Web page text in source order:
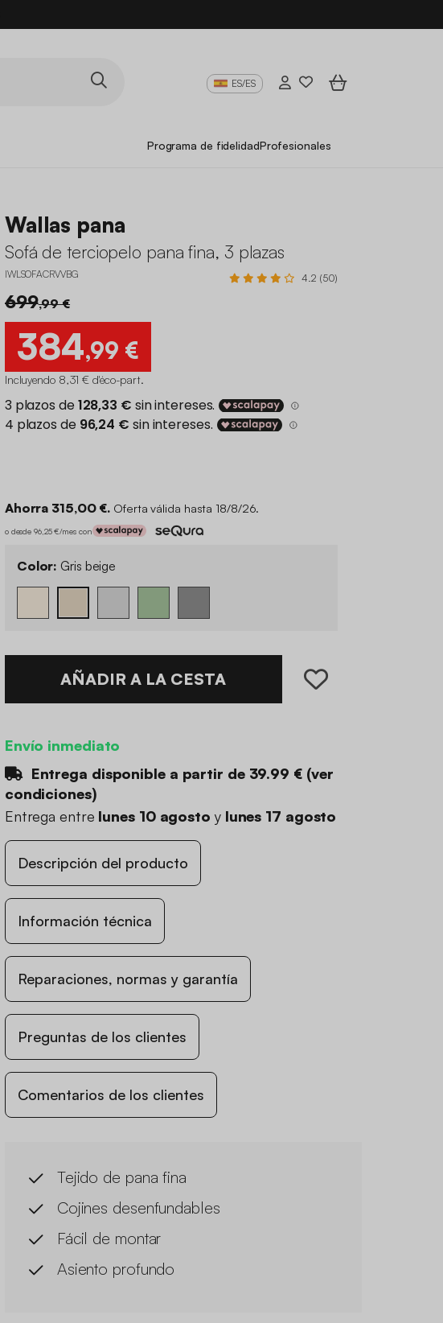
ES/ES
Programa de fidelidadProfesionales
Wallas pana
Sofá de terciopelo pana fina, 3 plazas
IWLSOFACRVVBG 4.2 (50)
699,99 €
384,99 €
Incluyendo 8,31 € d'éco-part.
Ahorra 315,00 €. Oferta válida hasta 18/8/26.
o desde 96,25 €/mes con
Color: Gris beige
AÑADIR A LA CESTA
Envío inmediato
Entrega disponible a partir de 39.99 €(ver
condiciones)
Entrega entre lunes 10 agosto y lunes 17 agosto
Descripción del producto
Información técnica
Reparaciones, normas y garantía
Preguntas de los clientes
Comentarios de los clientes
Tejido de pana fina
Cojines desenfundables
Fácil de montar
Asiento profundo